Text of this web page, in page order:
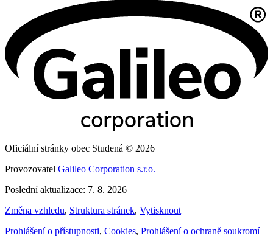
Oficiální stránky obec Studená © 2026
Provozovatel Galileo Corporation s.r.o.
Poslední aktualizace: 7. 8. 2026
Změna vzhledu, Struktura stránek, Vytisknout
Prohlášení o přístupnosti, Cookies, Prohlášení o ochraně soukromí